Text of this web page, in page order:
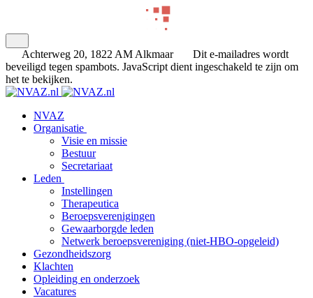
Achterweg 20, 1822 AM Alkmaar
Dit e-mailadres wordt
beveiligd tegen spambots. JavaScript dient ingeschakeld te zijn om
het te bekijken.
NVAZ
Organisatie
Visie en missie
Bestuur
Secretariaat
Leden
Instellingen
Therapeutica
Beroepsverenigingen
Gewaarborgde leden
Netwerk beroepsvereniging (niet-HBO-opgeleid)
Gezondheidszorg
Klachten
Opleiding en onderzoek
Vacatures